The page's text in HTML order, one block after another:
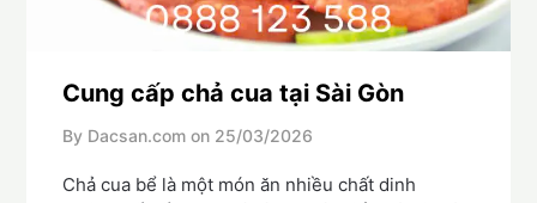
Cung cấp chả cua tại Sài Gòn
By Dacsan.com on 25/03/2026
Chả cua bể là một món ăn nhiều chất dinh